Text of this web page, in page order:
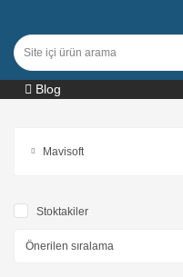
Blog
Mavisoft
Stoktakiler